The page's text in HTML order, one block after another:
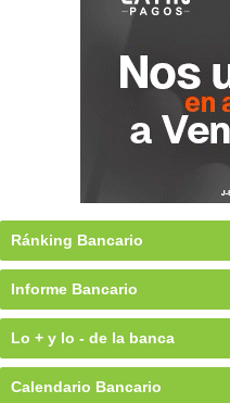
Ránking Bancario
Informe Bancario
Lo + y lo - de la banca
Calendario Bancario